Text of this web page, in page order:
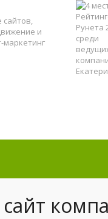
сайтов,
и
маркетинг